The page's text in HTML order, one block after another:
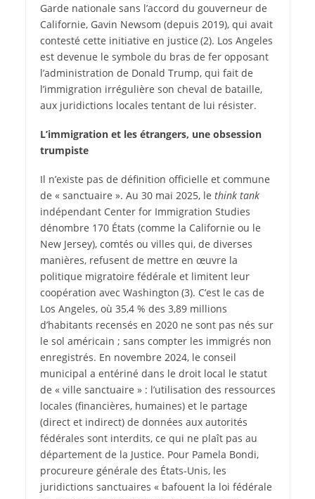
Garde nationale sans l’accord du gouverneur de
Californie, Gavin Newsom (depuis 2019), qui avait
contesté cette initiative en justice (2). Los Angeles
est devenue le symbole du bras de fer opposant
l’administration de Donald Trump, qui fait de
l’immigration irrégulière son cheval de bataille,
aux juridictions locales tentant de lui résister.
L’immigration et les étrangers, une obsession
trumpiste
Il n’existe pas de définition officielle et commune
de « sanctuaire ». Au 30 mai 2025, le think tank
indépendant Center for Immigration Studies
dénombre 170 États (comme la Californie ou le
New Jersey), comtés ou villes qui, de diverses
manières, refusent de mettre en œuvre la
politique migratoire fédérale et limitent leur
coopération avec ­Washington (3). C’est le cas de
Los Angeles, où 35,4 % des 3,89 millions
d’habitants recensés en 2020 ne sont pas nés sur
le sol américain ; sans compter les immigrés non
enregistrés. En novembre 2024, le conseil
municipal a entériné dans le droit local le statut
de « ville sanctuaire » : l’utilisation des ressources
locales (financières, humaines) et le partage
(direct et indirect) de données aux autorités
fédérales sont interdits, ce qui ne plaît pas au
département de la Justice. Pour Pamela Bondi,
procureure générale des États-Unis, les
juridictions sanctuaires « bafouent la loi fédérale